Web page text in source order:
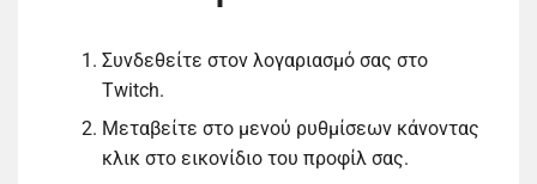
Συνδεθείτε στον λογαριασμό σας στο
Twitch.
Μεταβείτε στο μενού ρυθμίσεων κάνοντας
κλικ στο εικονίδιο του προφίλ σας.